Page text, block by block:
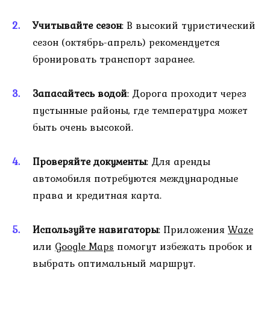
Учитывайте сезон: В высокий туристический
сезон (октябрь-апрель) рекомендуется
бронировать транспорт заранее.
Запасайтесь водой: Дорога проходит через
пустынные районы, где температура может
быть очень высокой.
Проверяйте документы: Для аренды
автомобиля потребуются международные
права и кредитная карта.
Используйте навигаторы: ПриложенияWaze
или Google Maps помогут избежать пробок и
выбрать оптимальный маршрут.